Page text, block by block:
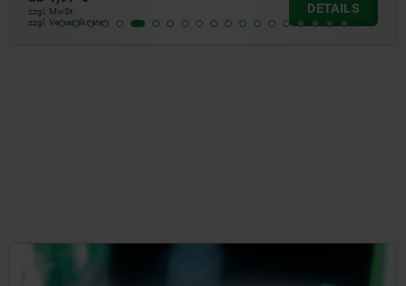
zzgl. MwSt.
zzgl. Versandkosten
DETAILS